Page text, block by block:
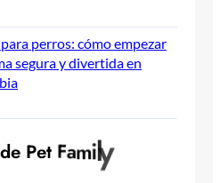
perros: cómo empezar
segura y divertida en
de Pet Family